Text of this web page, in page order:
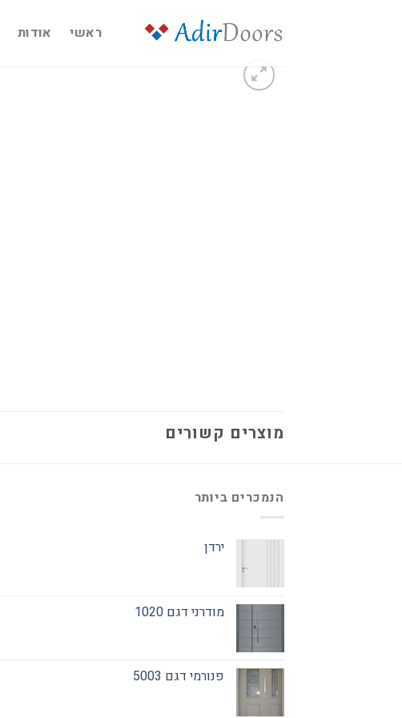
ראשי אודות
מוצרים קשורים
הנמכרים ביותר
ירדן
מודרני דגם 1020
פנורמי דגם 5003